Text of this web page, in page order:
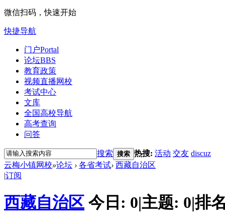
微信扫码，快速开始
快捷导航
门户Portal
论坛BBS
教育政策
视频直播网校
考试中心
文库
全国高校导航
高考查询
问答
搜索 搜索 热搜: 活动 交友 discuz
云梅小镇网校»论坛 › 各省考试› 西藏自治区
|订阅
西藏自治区 今日: 0|主题: 0|排